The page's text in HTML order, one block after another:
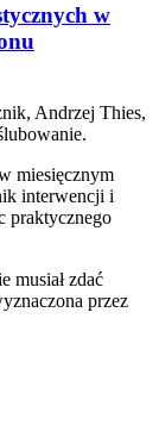
w
Andrzej Thies,
miesięcznym
interwencji i
praktycznego
musiał zdać
przez